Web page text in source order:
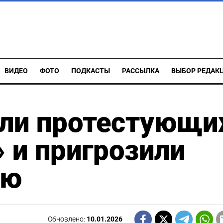
ВИДЕО ФОТО ПОДКАСТЫ РАССЫЛКА ВЫБОР
пригрозили
Обновлено: 10.01.2026